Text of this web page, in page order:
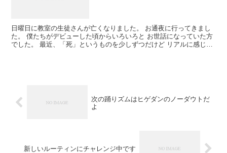
日曜日に教室の生徒さんが亡くなりました。 お通夜に行ってきまし
た。 僕たちがデビューした頃からいろいろと お世話になっていた方
でした。 最近、「死」というものを少しずつだけど リアルに感じて
次の踊りズムはヒゲダンのノーダウトだ
よ
新しいルーティンにチャレンジ中です